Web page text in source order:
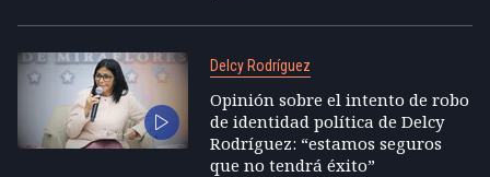
Delcy Rodríguez
Opinión sobre el intento de robo
de identidad política de Delcy
Rodríguez: “estamos seguros
que no tendrá éxito”